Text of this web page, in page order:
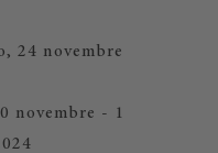
24 novembre
novembre - 1